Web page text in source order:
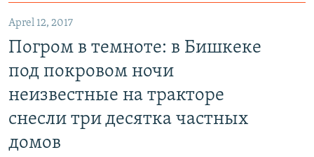
Aprel 12, 2017
Погром в темноте: в Бишкеке
под покровом ночи
неизвестные на тракторе
снесли три десятка частных
домов